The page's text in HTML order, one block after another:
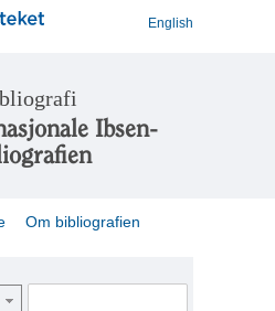
English
Ibsen-
Om bibliografien